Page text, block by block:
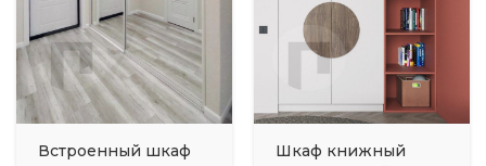
Встроенный шкаф
Шкаф книжный